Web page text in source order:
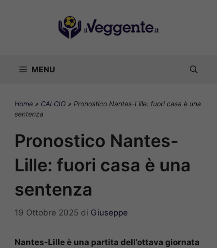
MENU
Home » CALCIO » Pronostico Nantes-Lille: fuori casa è una
sentenza
Pronostico Nantes-
Lille: fuori casa è una
sentenza
19 Ottobre 2025 di Giuseppe
Nantes-Lille è una partita dell’ottava giornata